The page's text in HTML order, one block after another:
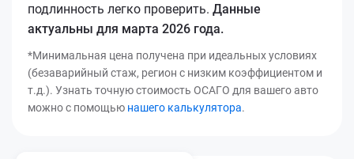
подлинность легко проверить. Данные
актуальны для марта 2026 года.
*Минимальная цена получена при идеальных условиях
(безаварийный стаж, регион с низким коэффициентом и
т.д.). Узнать точную стоимость ОСАГО для вашего авто
можно с помощью нашего калькулятора.